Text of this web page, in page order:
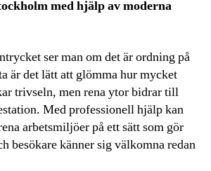
med hjälp av moderna
ser man om det är ordning på
är det lätt att glömma hur mycket
trivseln, men rena ytor bidrar till
Med professionell hjälp kan
arbetsmiljöer på ett sätt som gör
besökare känner sig välkomna redan